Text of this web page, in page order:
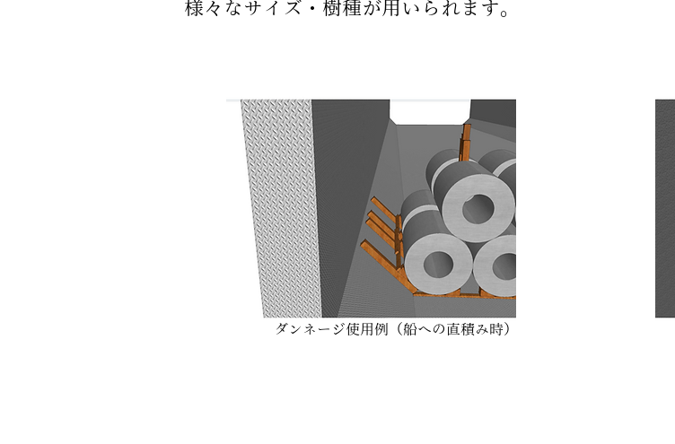
様々なサイズ・ 樹種が用いられます。
ダンネージ使用例（船への直積み時）